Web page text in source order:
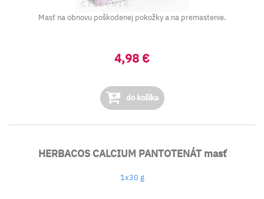
Masť na obnovu poškodenej pokožky a na premastenie.
4,98 €
do košíka
HERBACOS CALCIUM PANTOTENÁT masť
1x30 g